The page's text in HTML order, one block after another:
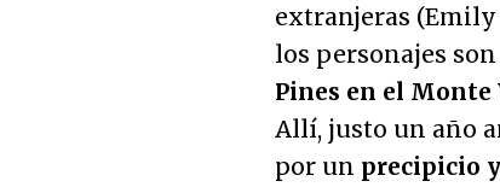
extranjeras (Emily
los personajes
Pines en el
Allí, justo un año
por un precipicio